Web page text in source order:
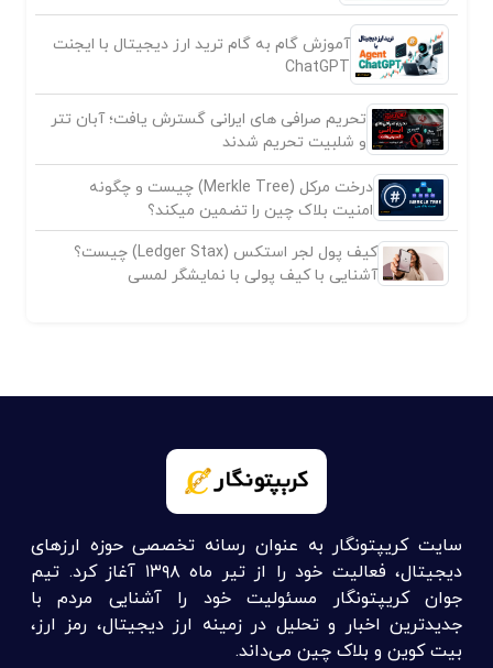
آموزش گام به گام ترید ارز دیجیتال با ایجنت
ChatGPT
تحریم صرافی های ایرانی گسترش یافت؛ آبان تتر
و شلبیت تحریم شدند
درخت مرکل (Merkle Tree) چیست و چگونه
امنیت بلاک چین را تضمین میکند؟
کیف پول لجر استکس (Ledger Stax) چیست؟
آشنایی با کیف پولی با نمایشگر لمسی
سایت کریپتونگار به عنوان رسانه تخصصی حوزه ارزهای
دیجیتال، فعالیت خود را از تیر ماه ۱۳۹۸ آغاز کرد. تیم
جوان کریپتونگار مسئولیت خود را آشنایی مردم با
جدیدترین اخبار و تحلیل در زمینه ارز دیجیتال، رمز ارز،
بیت کوین و بلاک چین می‌داند.